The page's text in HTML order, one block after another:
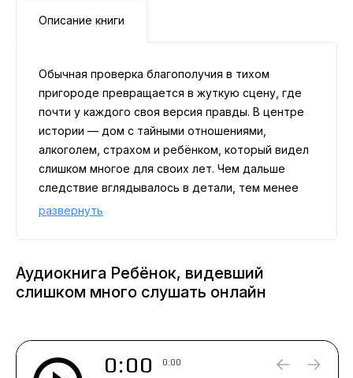
Описание книги
Обычная проверка благополучия в тихом
пригороде превращается в жуткую сцену, где
почти у каждого своя версия правды. В центре
истории — дом с тайными отношениями,
алкоголем, страхом и ребёнком, который видел
слишком многое для своих лет. Чем дальше
следствие вглядывалось в детали, тем менее
правдоподобной казалась первая версия
взрослые обычно не слушают, стало самым
развернуть
Аудиокнига Ребёнок, видевший
слишком много слушать онлайн
0:00 0:00